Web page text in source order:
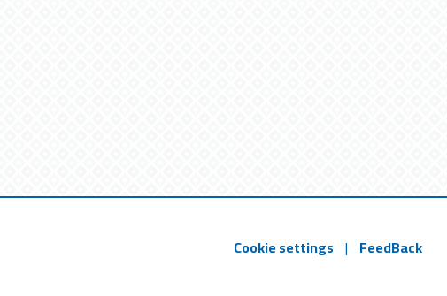
Cookie settings | FeedBack